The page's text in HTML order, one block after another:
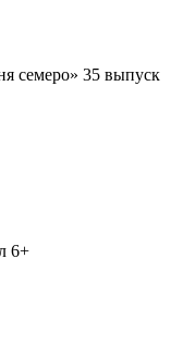
семеро» 35 выпуск
6+